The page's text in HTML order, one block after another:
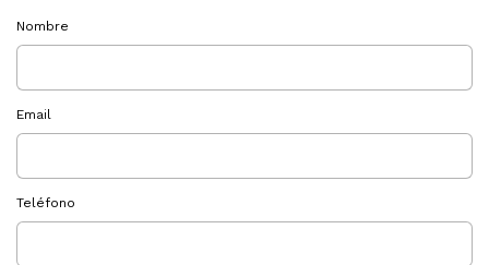
Nombre
Email
Teléfono